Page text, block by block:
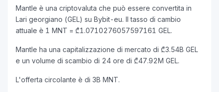
Mantle è una criptovaluta che può essere convertita in
Lari georgiano (GEL) su Bybit-eu. Il tasso di cambio
attuale è 1 MNT = ₾1.0710276057597161 GEL.
Mantle ha una capitalizzazione di mercato di ₾3.54B GEL
e un volume di scambio di 24 ore di ₾47.92M GEL.
L'offerta circolante è di 3B MNT.